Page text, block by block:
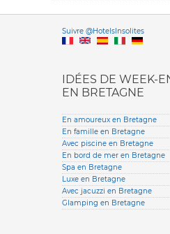
Suivre @HotelsInsolites
IDÉES DE WEEK-
EN BRETAGNE
En amoureux en Bretagne
En famille en Bretagne
Avec piscine en Bretagne
En bord de mer en Bretagne
Spa en Bretagne
Luxe en Bretagne
Avec jacuzzi en Bretagne
Glamping en Bretagne